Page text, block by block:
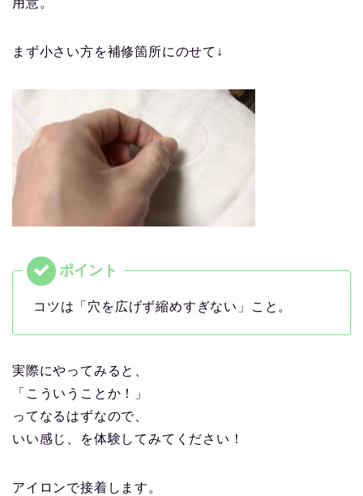
用意。
まず小さい方を補修箇所にのせて↓
コツは「穴を広げず縮めすぎない」こと。
実際にやってみると、
「こういうことか！」
ってなるはずなので、
いい感じ、を体験してみてください！
アイロンで接着します。